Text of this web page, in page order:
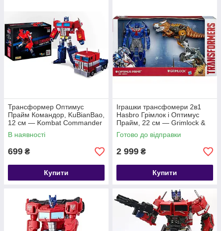
Трансформер Оптимус
Прайм Командор, KuBianBao,
12 см — Kombat Commander
Optimus Prime
В наявності
699 ₴
Купити
Іграшки трансфомери 2в1
Hasbro Грімлок і Оптимус
Прайм, 22 см — Grimlock &
Optimus Prime
Готово до відправки
2 999 ₴
Купити